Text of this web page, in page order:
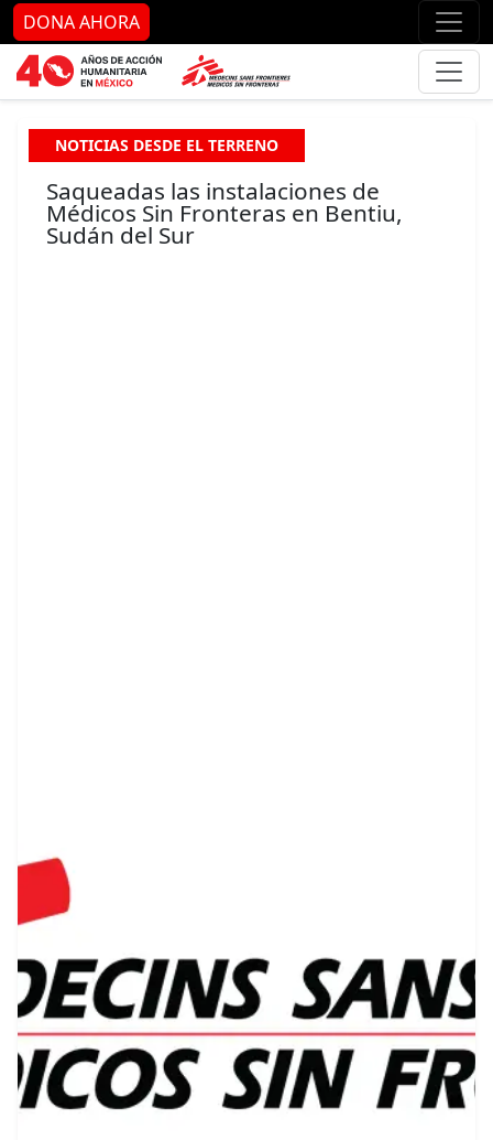
Ir al contenido principal Ir
DONA AHORA
NOTICIAS DESDE EL TERRENO
Saqueadas las instalaciones de
Médicos Sin Fronteras en Bentiu,
Sudán del Sur